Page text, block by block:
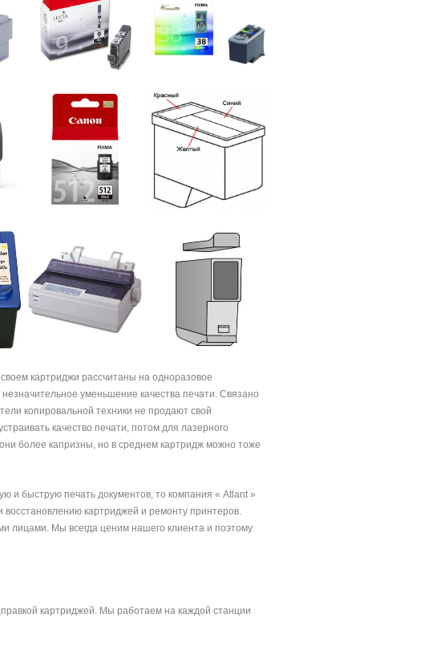
картриджи рассчитаны на одноразовое
уменьшение качества печати. Связано
копировальной техники не продают свой
качество печати, потом для лазерного
более капризны, но в среднем картридж можно тоже
и быструю печать документов, то компания « Atlant »
восстановлению картриджей и ремонту принтеров.
лицами. Мы всегда ценим нашего клиента и поэтому
картриджей. Мы работаем на каждой станции